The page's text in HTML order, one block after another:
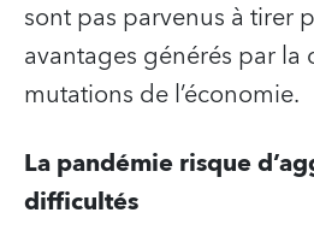
sont pas parvenus à tirer
avantages générés par la
mutations de l’économie.
La pandémie risque
difficultés